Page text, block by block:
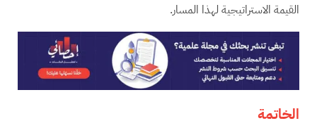
القيمة الاستراتيجية لهذا المسار.
الخاتمة